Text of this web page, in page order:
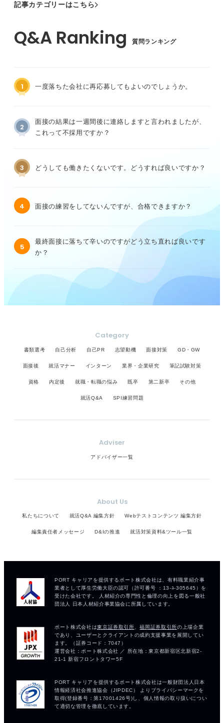
記事カテゴリーはこちら
質問ランキング
1 一度落ちた会社に再応募してもよいのでしょうか。
2
面接の結果は一週間後に連絡しますと言われましたが、
これって不採用ですか？
3 どうしても働きたくないです。どうすれば良いですか？
4 面接の練習をしてないんですが、合格できますか？
5
最終面接に落ちて辛いのですがどう立ち直れば良いです
か？
Category
書類選考 自己分析 自己PR 志望動機 面接対策 GD・GW
面接後 就活マナー インターン 業界・企業研究 筆記試験対策
資格 内定後 就職・転職の悩み 既卒 第二新卒 その他
就活Q&A SPI練習問題
Adviser
アドバイザー一覧
About Us
私たちについて 就活Q&A 編集方針 Webテストコンテンツ 編集方針
編集責任者メッセージ D&Iの推進 就活対策資料&ツール一覧